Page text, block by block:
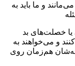
و ما باید به
خصلت‌های بد
و می‌خواهند به
هم‌زمان روی